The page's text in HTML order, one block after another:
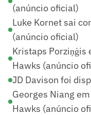
(anúncio oficial)
Luke Kornet sai
(anúncio oficial)
Kristaps Porziņģis
Hawks (anúncio
JD Davison foi
Georges Niang
Hawks (anúncio